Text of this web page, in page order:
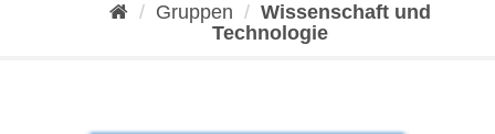
Gruppen
Wissenschaft und
Technologie